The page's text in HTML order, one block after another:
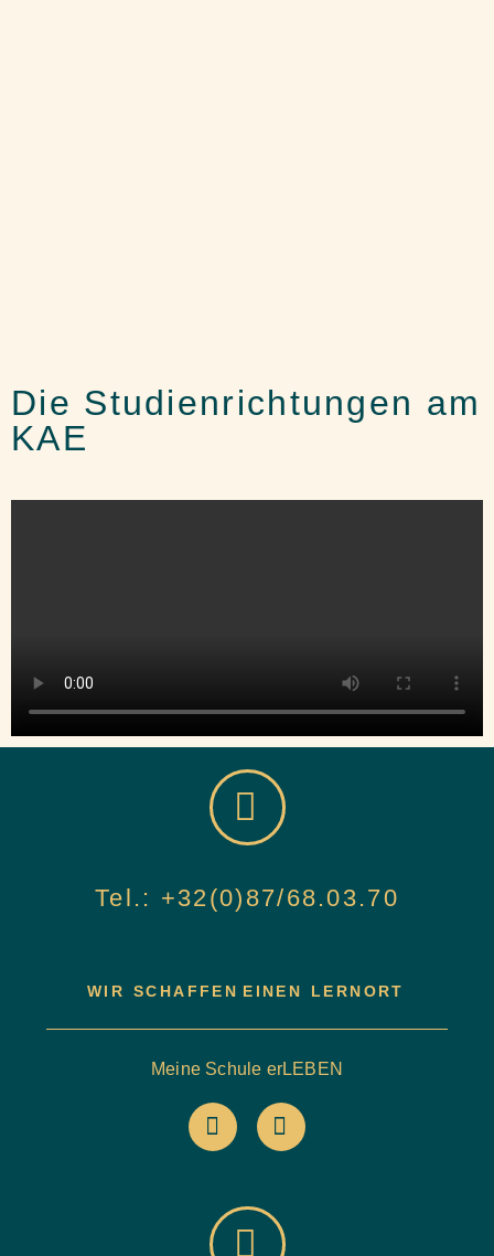
Die Studienrichtungen am
KAE
Tel.: +32(0)87/68.03.70
WIR SCHAFFEN EINEN LERNORT
Meine Schule erLEBEN